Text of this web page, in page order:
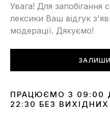
Увага! Для запобігання
лексики Ваш відгук
модерації. Дякуємо!
ПРАЦЮЄМО З 09:00
22:30 БЕЗ ВИХІДНИХ